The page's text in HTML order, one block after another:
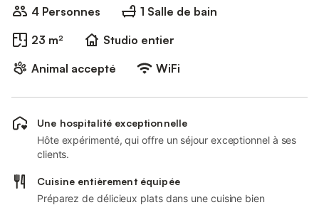
4 Personnes
1 Salle de bain
23 m²
Studio entier
Animal accepté
WiFi
Une hospitalité exceptionnelle
Hôte expérimenté, qui offre un séjour exceptionnel à ses
clients.
Cuisine entièrement équipée
Préparez de délicieux plats dans une cuisine bien